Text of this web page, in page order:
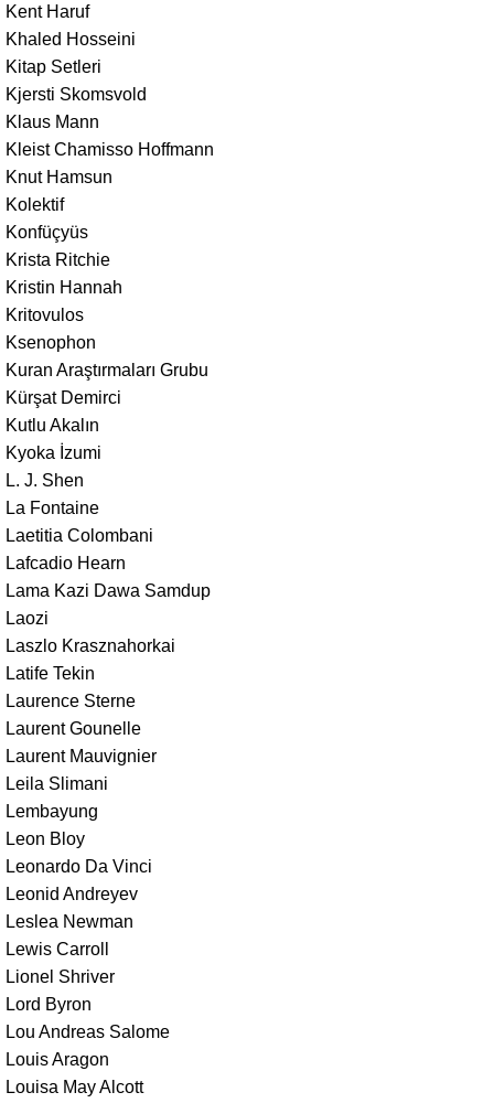
Kent Haruf
Khaled Hosseini
Kitap Setleri
Kjersti Skomsvold
Klaus Mann
Kleist Chamisso Hoffmann
Knut Hamsun
Kolektif
Konfüçyüs
Krista Ritchie
Kristin Hannah
Kritovulos
Ksenophon
Kuran Araştırmaları Grubu
Kürşat Demirci
Kutlu Akalın
Kyoka İzumi
L. J. Shen
La Fontaine
Laetitia Colombani
Lafcadio Hearn
Lama Kazi Dawa Samdup
Laozi
Laszlo Krasznahorkai
Latife Tekin
Laurence Sterne
Laurent Gounelle
Laurent Mauvignier
Leila Slimani
Lembayung
Leon Bloy
Leonardo Da Vinci
Leonid Andreyev
Leslea Newman
Lewis Carroll
Lionel Shriver
Lord Byron
Lou Andreas Salome
Louis Aragon
Louisa May Alcott